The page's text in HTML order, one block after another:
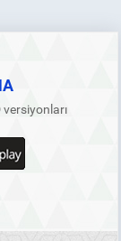
versiyonları